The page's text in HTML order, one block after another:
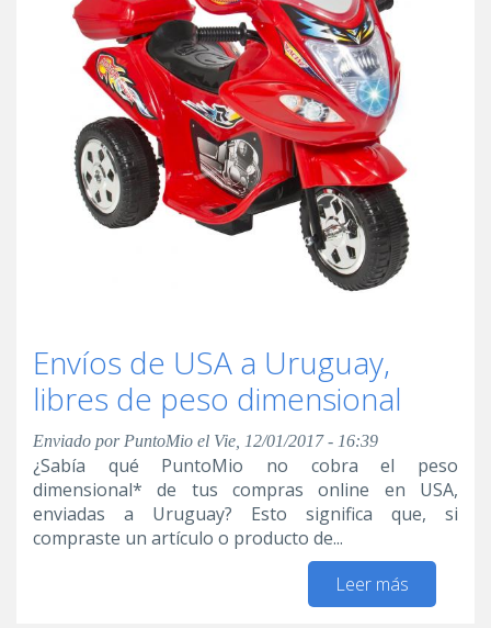
Envíos de USA a Uruguay,
libres de peso dimensional
Enviado por PuntoMio el Vie, 12/01/2017 - 16:39
¿Sabía qué PuntoMio no cobra el peso
dimensional* de tus compras online en USA,
enviadas a Uruguay? Esto significa que, si
compraste un artículo o producto de...
Leer más
Envíos